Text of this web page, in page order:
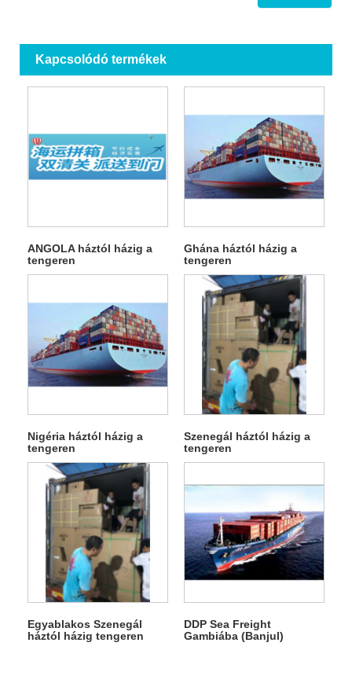
Kapcsolódó termékek
ANGOLA háztól házig a
tengeren
Ghána háztól házig a
tengeren
Nigéria háztól házig a
tengeren
Szenegál háztól házig a
tengeren
Egyablakos Szenegál
háztól házig tengeren
DDP Sea Freight
Gambiába (Banjul)